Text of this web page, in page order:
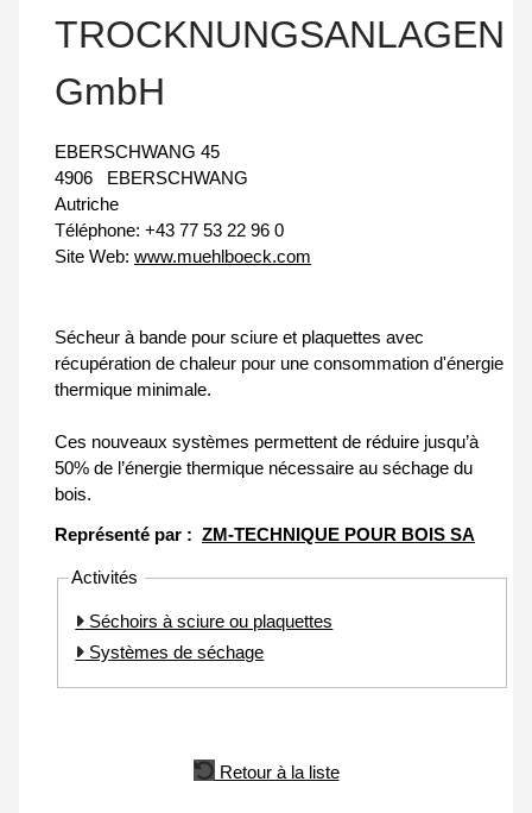
TROCKNUNGSANLAGEN
GmbH
EBERSCHWANG 45
4906
EBERSCHWANG
Autriche
Téléphone: +43 77 53 22 96 0
Site Web: www.muehlboeck.com
Sécheur à bande pour sciure et plaquettes avec
récupération de chaleur pour une consommation d'énergie
thermique minimale.
Ces nouveaux systèmes permettent de réduire jusqu’à
50% de l’énergie thermique nécessaire au séchage du
bois.
Représenté par : ZM-TECHNIQUE POUR BOIS SA
Activités
Séchoirs à sciure ou plaquettes
Systèmes de séchage
Retour à la liste